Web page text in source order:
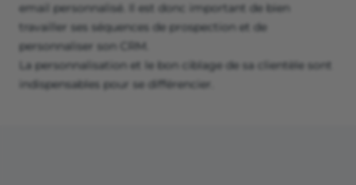
email personnalisé. Il est donc important de bien
travailler ses séquences de prospection et de
personnaliser son CRM.
La personnalisation et le bon ciblage de sa clientèle sont
indispensables pour se différencier.